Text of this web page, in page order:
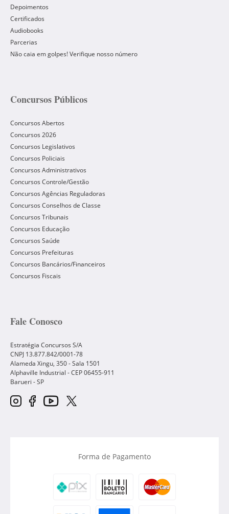
Depoimentos
Certificados
Audiobooks
Parcerias
Não caia em golpes! Verifique nosso número
Concursos Públicos
Concursos Abertos
Concursos 2026
Concursos Legislativos
Concursos Policiais
Concursos Administrativos
Concursos Controle/Gestão
Concursos Agências Reguladoras
Concursos Conselhos de Classe
Concursos Tribunais
Concursos Educação
Concursos Saúde
Concursos Prefeituras
Concursos Bancários/Financeiros
Concursos Fiscais
Fale Conosco
Estratégia Concursos S/A
CNPJ 13.877.842/0001-78
Alameda Xingu, 350 - Sala 1501
Alphaville Industrial - CEP06455-911
Barueri -SP
Forma de Pagamento